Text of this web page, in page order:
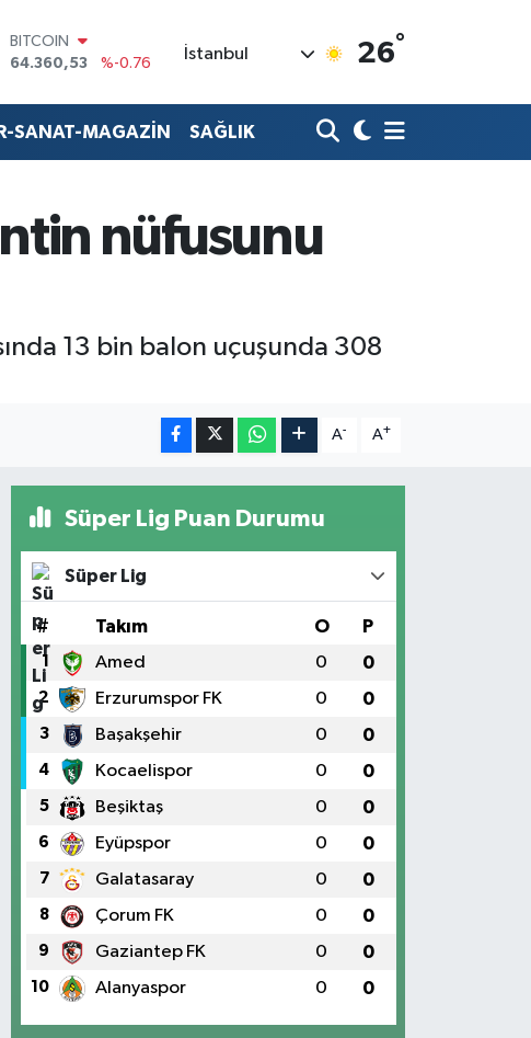
55,0317
%-0.02
STERLİN
6574.81
%1.44
BİST100
İstanbul 26°
SANAT-MAGAZİN SAĞLIK
nüfusunu
13 bin balon uçuşunda 308
A- A+
Süper Lig Puan Durumu
Süper Lig
# Takım O P
1 Amed 0 0
2 Erzurumspor FK 0 0
3 Başakşehir 0 0
4 Kocaelispor 0 0
5 Beşiktaş 0 0
6 Eyüpspor 0 0
7 Galatasaray 0 0
8 Çorum FK 0 0
9 Gaziantep FK 0 0
10 Alanyaspor 0 0